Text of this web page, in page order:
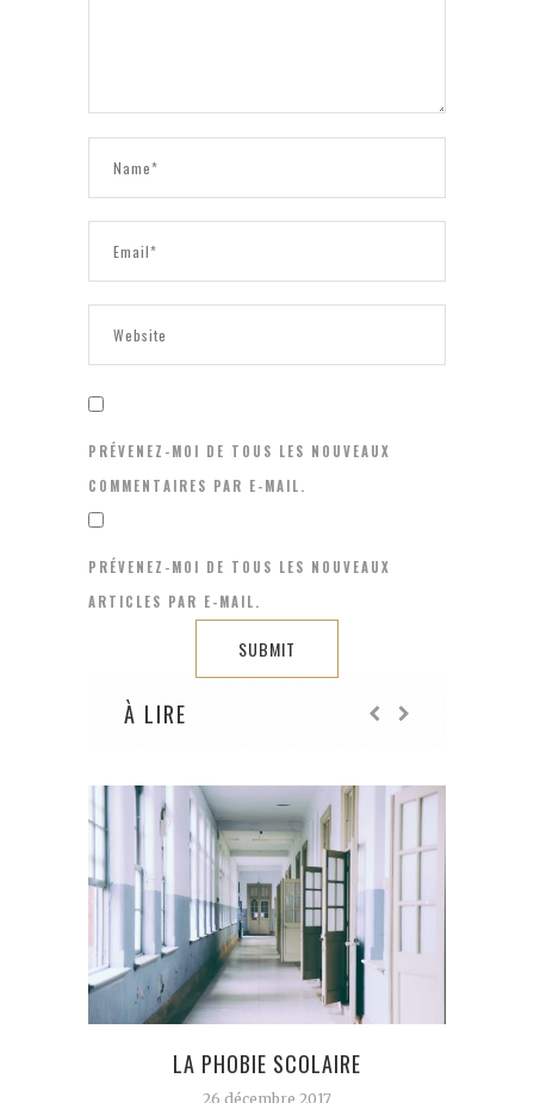
PRÉVENEZ-MOI DE TOUS LES NOUVEAUX
COMMENTAIRES PAR E-MAIL.
PRÉVENEZ-MOI DE TOUS LES NOUVEAUX
ARTICLES PAR E-MAIL.
À LIRE
LA PHOBIE SCOLAIRE
26 décembre 2017